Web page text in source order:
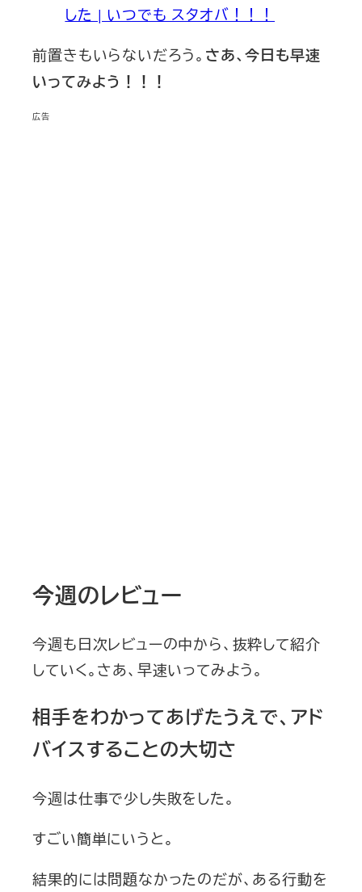
した | いつでも スタオバ！！！
前置きもいらないだろう。 さあ、今日も早速
いってみよう！！！
広告
今週のレビュー
今週も日次レビューの中から、抜粋して紹介
していく。さあ、早速いってみよう。
相手をわかってあげたうえで、アド
バイスすることの大切さ
今週は仕事で少し失敗をした。
すごい簡単にいうと。
結果的には問題なかったのだが、ある行動を